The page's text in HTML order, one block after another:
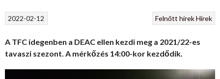
Felnőtt hírekHírek
2022-02-12
A TFC idegenben a DEAC ellen kezdi meg a 2021/22-es
tavaszi szezont. A mérkőzés 14:00-kor kezdődik.